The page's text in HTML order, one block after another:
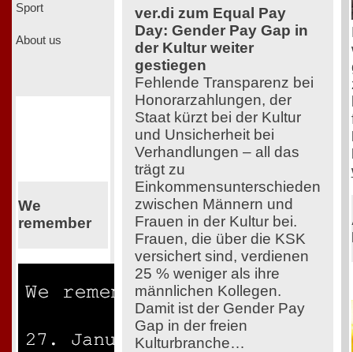
Sport
About us
We
remember
ver.di zum Equal Pay
Day: Gender Pay Gap in
der Kultur weiter
gestiegen
Fehlende Transparenz bei
Honorarzahlungen, der
Staat kürzt bei der Kultur
und Unsicherheit bei
Verhandlungen – all das
trägt zu
Einkommensunterschieden
zwischen Männern und
Frauen in der Kultur bei.
Frauen, die über die KSK
versichert sind, verdienen
25 % weniger als ihre
männlichen Kollegen.
Damit ist der Gender Pay
Gap in der freien
Kulturbranche…